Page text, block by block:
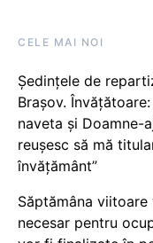
CELE MAI NOI
Ședințele de
Brașov.
naveta și Doamne-
reușesc să mă
învățământ”
Săptămâna
necesar pentru